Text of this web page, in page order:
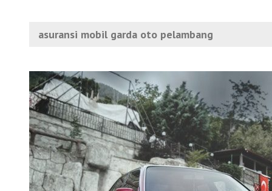
asuransi mobil garda oto pelambang